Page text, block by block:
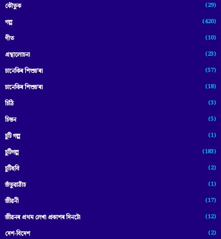
কৌতুক (29)
গল্প (420)
গীত (10)
গ্ৰন্থালোচনা (23)
চানেকিৰ শিশুচ'ৰা (57)
চানেকিৰ শিশুচ’ৰা (18)
চিঠি (3)
চিন্তন (5)
চুটি গল্প (1)
চুটিগল্প (183)
চুটিছবি (2)
জঁতুৱাঠাঁচ (1)
জীৱনী (17)
জীৱনৰ প্ৰথম লেখা প্ৰকাশৰ দিনটো (12)
দেশ-বিদেশ (2)